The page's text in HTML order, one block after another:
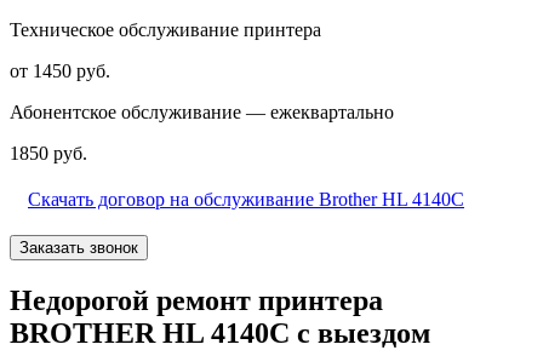
Техническое обслуживание принтера
от 1450 руб.
Абонентское обслуживание — ежеквартально
1850 руб.
Скачать договор на обслуживание Brother HL 4140C
Заказать звонок
Недорогой ремонт принтера
BROTHER HL 4140C с выездом